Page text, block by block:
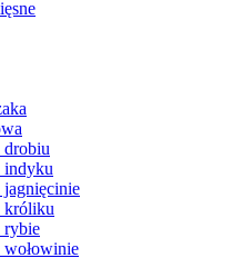
drobiu
indyku
jagnięcinie
króliku
rybie
wołowinie